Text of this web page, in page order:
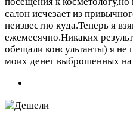
салон исчезает из
неизвестно куда.Теперь я
ежемесячно.Никаких
обещали консультанты) я
моих денег выброшенных на